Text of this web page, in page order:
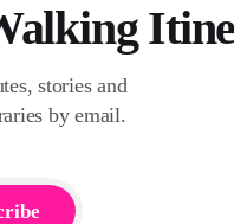
stories and
by email.